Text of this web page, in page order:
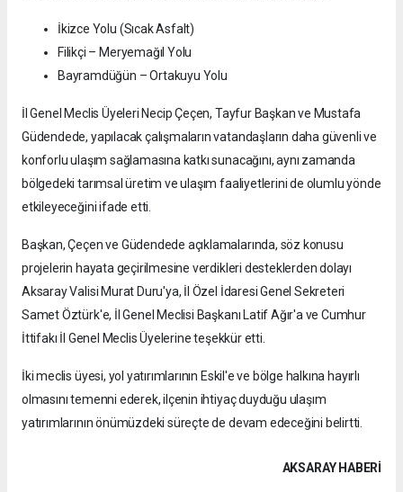
İkizce Yolu (Sıcak Asfalt)
Filikçi – Meryemağıl Yolu
Bayramdüğün – Ortakuyu Yolu
İl Genel Meclis Üyeleri Necip Çeçen, Tayfur Başkan ve Mustafa
Güdendede, yapılacak çalışmaların vatandaşların daha güvenli ve
konforlu ulaşım sağlamasına katkı sunacağını, aynı zamanda
bölgedeki tarımsal üretim ve ulaşım faaliyetlerini de olumlu yönde
etkileyeceğini ifade etti.
Başkan, Çeçen ve Güdendede açıklamalarında, söz konusu
projelerin hayata geçirilmesine verdikleri desteklerden dolayı
Aksaray Valisi Murat Duru'ya, İl Özel İdaresi Genel Sekreteri
Samet Öztürk'e, İl Genel Meclisi Başkanı Latif Ağır'a ve Cumhur
İttifakı İl Genel Meclis Üyelerine teşekkür etti.
İki meclis üyesi, yol yatırımlarının Eskil'e ve bölge halkına hayırlı
olmasını temenni ederek, ilçenin ihtiyaç duyduğu ulaşım
yatırımlarının önümüzdeki süreçte de devam edeceğini belirtti.
AKSARAY HABERİ